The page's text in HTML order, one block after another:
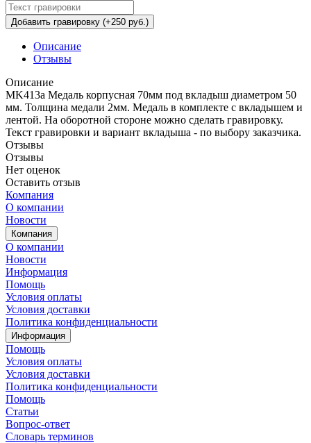
Добавить гравировку (+250 руб.)
Описание
Отзывы
Описание
MK413a Медаль корпусная 70мм под вкладыш диаметром 50
мм. Толщина медали 2мм. Медаль в комплекте с вкладышем и
лентой. На оборотной стороне можно сделать гравировку.
Текст гравировки и вариант вкладыша - по выбору заказчика.
Отзывы
Отзывы
Нет оценок
Оставить отзыв
Компания
О компании
Новости
Компания
О компании
Новости
Информация
Помощь
Условия оплаты
Условия доставки
Политика конфиденциальности
Информация
Помощь
Условия оплаты
Условия доставки
Политика конфиденциальности
Помощь
Статьи
Вопрос-ответ
Словарь терминов